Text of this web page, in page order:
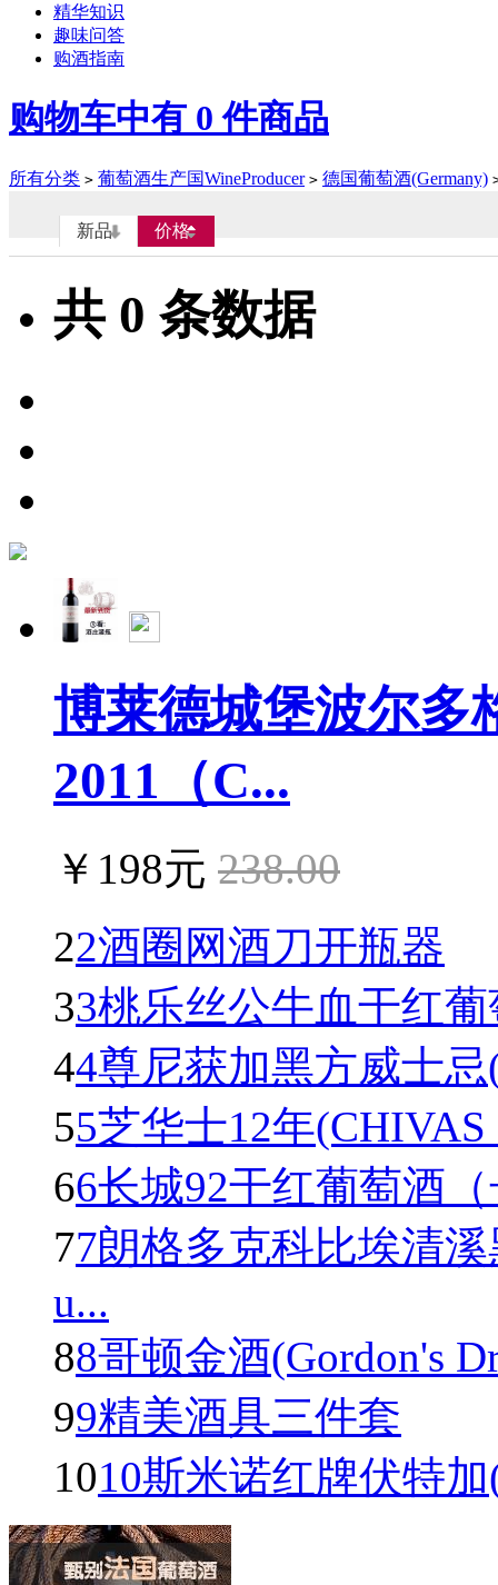
精华知识
趣味问答
购酒指南
购物车中有 0 件商品
所有分类 > 葡萄酒生产国WineProducer > 德国葡萄酒(Germany)
新品 价格
共 0 条数据
博莱德城堡波尔多
2011（C...
￥198元 238.00
22酒圈网酒刀开瓶器
33桃乐丝公牛血干红葡
44尊尼获加黑方威士忌
55芝华士12年
66长城92干红葡萄酒
77朗格多克科比埃清
u...
88哥顿金酒(Gordon's
99精美酒具三件套
1010斯米诺红牌伏特